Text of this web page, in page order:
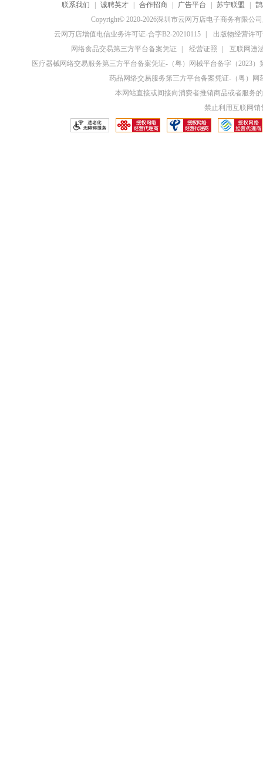
联系我们
诚聘英才 合作招商 广告平台 苏宁联盟
Copyright© 2020-2026深圳市云网万店电子商务有限公
云网万店增值电信业务许可证-合字B2-20210115
出版物经营许
网络食品交易第三方平台备案凭证
经营证照
互联网违
医疗器械网络交易服务第三方平台备案凭证-（粤）网械平台备字（2023）
药品网络交易服务第三方平台备案凭证-（粤）网
本网站直接或间接向消费者推销商品或者服务
禁止利用互联网销